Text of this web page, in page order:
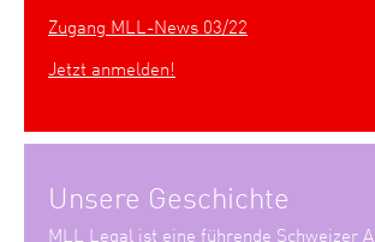
Zugang MLL-News 03/22
Jetzt anmelden!
Unsere Geschichte
MLL Legal ist eine führende Schweizer